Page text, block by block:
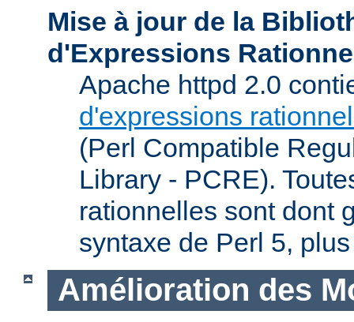
Mise à jour de la
d'Expressions
Apache httpd 2.0
d'expressions
(Perl Compatible
Library - PCRE).
rationnelles sont dont
syntaxe de Perl 5,
Amélioration des